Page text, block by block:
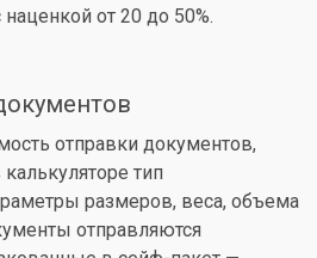
наценкой от 20 до 50%.
отправки документов,
тип
размеров, веса, объема
отправляются